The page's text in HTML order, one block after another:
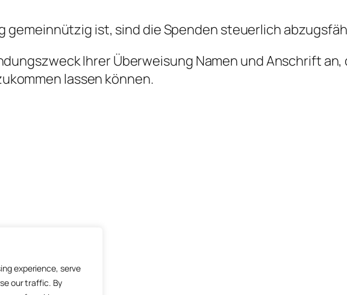
experience, serve
our traffic. By
gemeinnützig ist, sind die Spenden steuerlich
Ihrer Überweisung Namen und Anschrift an,
lassen können.